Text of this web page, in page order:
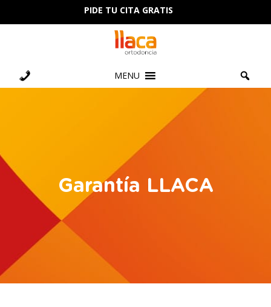
PIDE TU CITA GRATIS
MENU
Garantía LLACA